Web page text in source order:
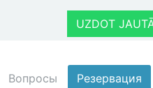
UZDOT
Вопросы Резервация